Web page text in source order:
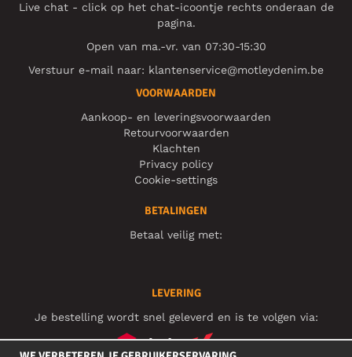
Live chat - click op het chat-icoontje rechts onderaan de
pagina.
Open van ma.-vr. van 07:30-15:30
Verstuur e-mail naar: klantenservice@motleydenim.be
VOORWAARDEN
Aankoop- en leveringsvoorwaarden
Retourvoorwaarden
Klachten
Privacy policy
Cookie-settings
BETALINGEN
Betaal veilig met:
LEVERING
Je bestelling wordt snel geleverd en is te volgen via: